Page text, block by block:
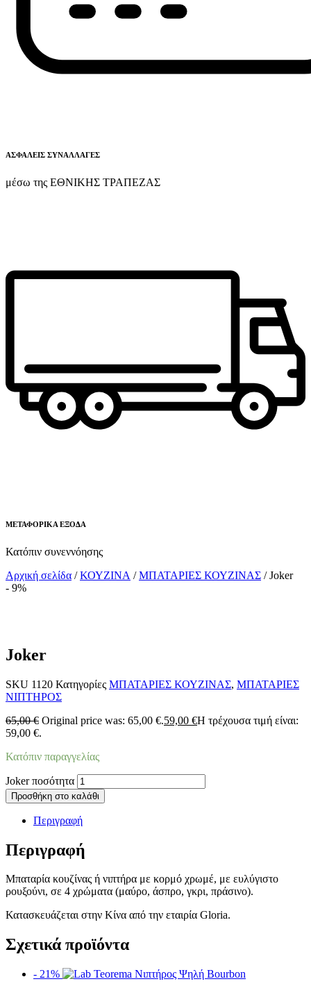
ΑΣΦΑΛΕΙΣ ΣΥΝΑΛΛΑΓΕΣ
μέσω της ΕΘΝΙΚΗΣ ΤΡΑΠΕΖΑΣ
ΜΕΤΑΦΟΡΙΚΑ ΕΞΟΔΑ
Κατόπιν συνεννόησης
Αρχική σελίδα /ΚΟΥΖΙΝΑ /ΜΠΑΤΑΡΙΕΣ ΚΟΥΖΙΝΑΣ / Joker
- 9%
Joker
SKU 1120 Κατηγορίες ΜΠΑΤΑΡΙΕΣ ΚΟΥΖΙΝΑΣ, ΜΠΑΤΑΡΙΕΣ
ΝΙΠΤΗΡΟΣ
65,00€ Original price was: 65,00 €.59,00 €Η τρέχουσα τιμή είναι:
59,00 €.
Κατόπιν παραγγελίας
Joker ποσότητα
Προσθήκη στο καλάθι
Περιγραφή
Περιγραφή
Μπαταρία κουζίνας ή νιπτήρα με κορμό χρωμέ, με ευλύγιστο
ρουξούνι, σε 4 χρώματα (μαύρο, άσπρο, γκρι, πράσινο).
Κατασκευάζεται στην Κίνα από την εταιρία Gloria.
Σχετικά προϊόντα
- 21%